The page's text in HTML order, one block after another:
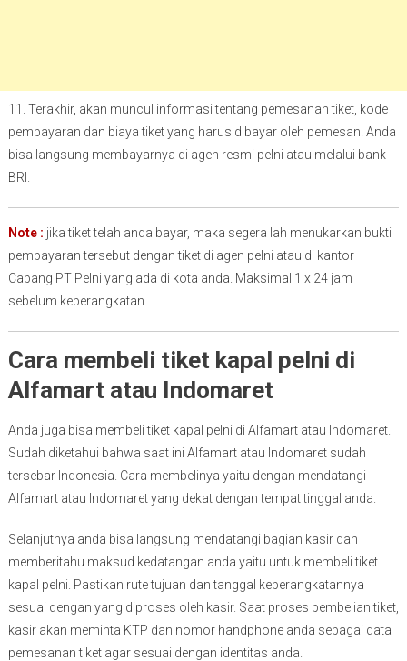
11. Terakhir, akan muncul informasi tentang pemesanan tiket, kode
pembayaran dan biaya tiket yang harus dibayar oleh pemesan. Anda
bisa langsung membayarnya di agen resmi pelni atau melalui bank
BRI.
Note : jika tiket telah anda bayar, maka segera lah menukarkan bukti
pembayaran tersebut dengan tiket di agen pelni atau di kantor
Cabang PT Pelni yang ada di kota anda. Maksimal 1 x 24 jam
sebelum keberangkatan.
Cara membeli tiket kapal pelni di
Alfamart atau Indomaret
Anda juga bisa membeli tiket kapal pelni di Alfamart atau Indomaret.
Sudah diketahui bahwa saat ini Alfamart atau Indomaret sudah
tersebar Indonesia. Cara membelinya yaitu dengan mendatangi
Alfamart atau Indomaret yang dekat dengan tempat tinggal anda.
Selanjutnya anda bisa langsung mendatangi bagian kasir dan
memberitahu maksud kedatangan anda yaitu untuk membeli tiket
kapal pelni. Pastikan rute tujuan dan tanggal keberangkatannya
sesuai dengan yang diproses oleh kasir. Saat proses pembelian tiket,
kasir akan meminta KTP dan nomor handphone anda sebagai data
pemesanan tiket agar sesuai dengan identitas anda.